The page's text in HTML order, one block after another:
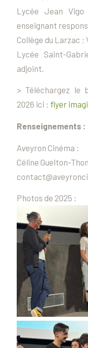
Lycée Jean
enseignant
Collège du Larzac :
Lycée Saint-
adjoint.
> Téléchargez le
2026 ici : flyer
Renseignements :
Aveyron Cinéma :
Céline Guelton-
Photos de 2025 :